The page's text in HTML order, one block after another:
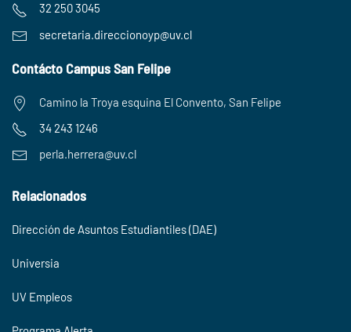
32 250 3045
secretaria.direccionoyp@uv.cl
Contácto Campus San Felipe
Camino la Troya esquina El Convento, San Felipe
34 243 1246
perla.herrera@uv.cl
Relacionados
Dirección de Asuntos Estudiantiles (DAE)
Universia
UV Empleos